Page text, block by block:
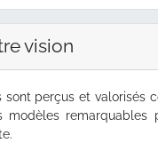
vision
sont perçus et valorisés
modèles remarquables